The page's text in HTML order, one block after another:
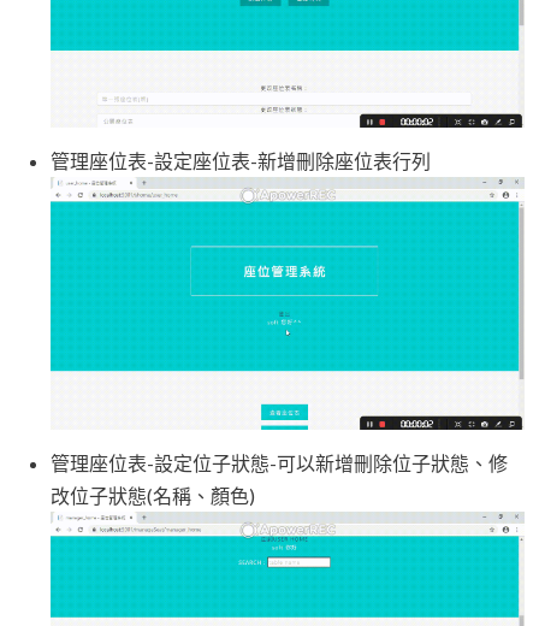
管理座位表-設定座位表-新增刪除座位表行列
管理座位表-設定位子狀態-可以新增刪除位子狀態、修
改位子狀態(名稱、顏色)